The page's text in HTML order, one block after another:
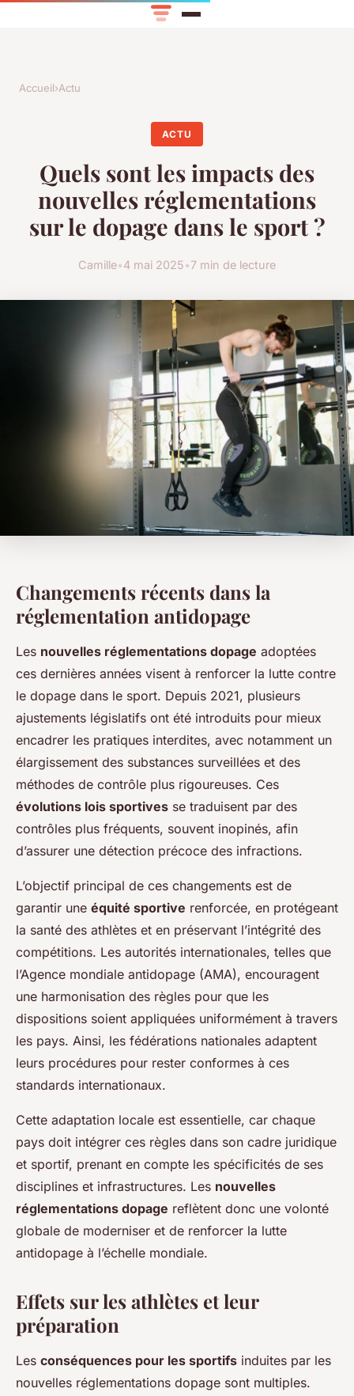
Accueil›Actu
ACTU
Quels sont les impacts des
nouvelles réglementations
sur le dopage dans le sport ?
Camille•4 mai 2025•7 min de lecture
Changements récents dans la
réglementation antidopage
Les nouvelles réglementations dopage adoptées
ces dernières années visent à renforcer la lutte contre
le dopage dans le sport. Depuis 2021, plusieurs
ajustements législatifs ont été introduits pour mieux
encadrer les pratiques interdites, avec notamment un
élargissement des substances surveillées et des
méthodes de contrôle plus rigoureuses. Ces
évolutions lois sportives se traduisent par des
contrôles plus fréquents, souvent inopinés, afin
d’assurer une détection précoce des infractions.
L’objectif principal de ces changements est de
garantir une équité sportive renforcée, en protégeant
la santé des athlètes et en préservant l’intégrité des
compétitions. Les autorités internationales, telles que
l’Agence mondiale antidopage (AMA), encouragent
une harmonisation des règles pour que les
dispositions soient appliquées uniformément à travers
les pays. Ainsi, les fédérations nationales adaptent
leurs procédures pour rester conformes à ces
standards internationaux.
Cette adaptation locale est essentielle, car chaque
pays doit intégrer ces règles dans son cadre juridique
et sportif, prenant en compte les spécificités de ses
disciplines et infrastructures. Les nouvelles
réglementations dopage reflètent donc une volonté
globale de moderniser et de renforcer la lutte
antidopage à l’échelle mondiale.
Effets sur les athlètes et leur
préparation
Les conséquences pour les sportifs induites par les
nouvelles réglementations dopage sont multiples.